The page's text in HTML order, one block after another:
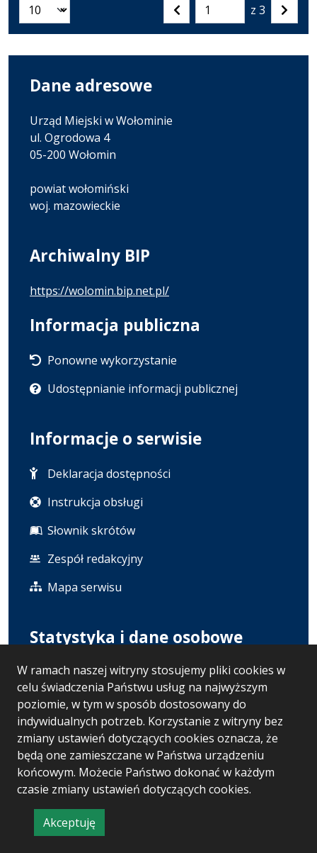
W ramach naszej witryny stosujemy pliki cookies w
celu świadczenia Państwu usług na najwyższym
poziomie, w tym w sposób dostosowany do
indywidualnych potrzeb. Korzystanie z witryny bez
zmiany ustawień dotyczących cookies oznacza, że
będą one zamieszczane w Państwa urządzeniu
końcowym. Możecie Państwo dokonać w każdym
czasie zmiany ustawień dotyczących cookies.
Akceptuję
informację
Liczba artykułów na stronie:
Poprzednia
Przejdź
do
z 3
Dane adresowe
Urząd Miejski w Wołominie
ul. Ogrodowa 4
05-200 Wołomin
powiat wołomiński
woj. mazowieckie
Archiwalny BIP
https://wolomin.bip.net.pl/
Informacja publiczna
Ponowne wykorzystanie
Udostępnianie informacji publicznej
Informacje o serwisie
Deklaracja dostępności
Instrukcja obsługi
Słownik skrótów
Zespół redakcyjny
Mapa serwisu
Statystyka i dane osobowe
Statystyki oglądalności
Polityka prywatności
RODO
Wersja systemu: 5.7.0 [121]
Ostatnia aktualizacja BIP: 07.08.2026 13:02
CMS i hosting: Logonet Sp. z o.o. w Bydgoszczy